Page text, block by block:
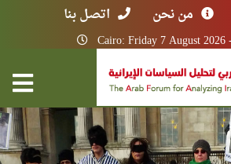
من نحن اتصل بنا
Cairo: Friday 7 August 2026